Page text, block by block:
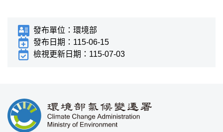
發布單位： 環境部
發布日期： 115-06-15
檢視更新日期： 115-07-03